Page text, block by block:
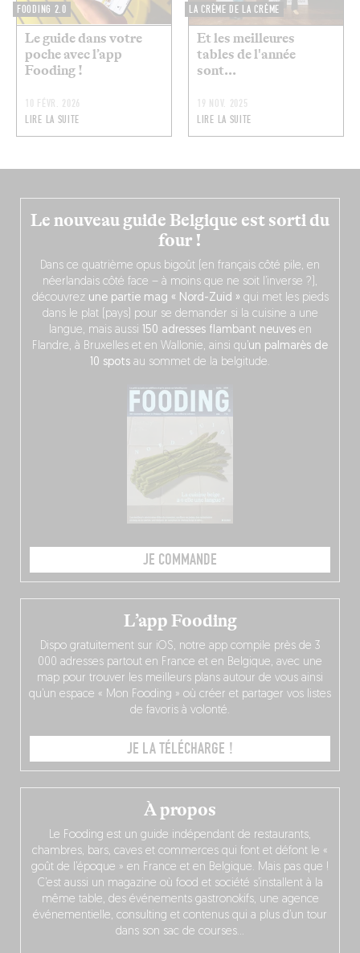
FOODING 2.0
Le guide dans votre
poche avec l’app
Fooding !
10 FÉVR. 2026
LIRE LA SUITE
LA CRÈME DE LA CRÈME
Et les meilleures
tables de l'année
sont...
19 NOV. 2025
LIRE LA SUITE
Le nouveau guide Belgique est sorti du
four !
Dans ce quatrième opus bigoût (en français côté pile, en
néerlandais côté face – à moins que ne soit l’inverse ?),
découvrez une partie mag « Nord-Zuid » qui met les pieds
dans le plat (pays) pour se demander si la cuisine a une
langue, mais aussi 150 adresses flambant neuvesen
Flandre, à Bruxelles et en Wallonie, ainsi qu’un palmarès de
10 spots au sommet de la belgitude.
JE COMMANDE
À propos
Le Fooding est un guide indépendant de restaurants,
chambres, bars, caves et commerces qui font et défont le «
goût de l’époque » en France et en Belgique. Mais pas que !
C’est aussi un magazine où food et société s’installent à la
même table, des événements gastronokifs, une agence
événementielle, consulting et contenus qui a plus d’un tour
dans son sac de courses…
L’app Fooding
Dispo gratuitement sur iOS, notre app compile près de 3
000 adresses partout en France et en Belgique, avec une
map pour trouver les meilleurs plans autour de vous ainsi
qu’un espace « Mon Fooding » où créer et partager vos listes
de favoris à volonté.
JE LA TÉLÉCHARGE !